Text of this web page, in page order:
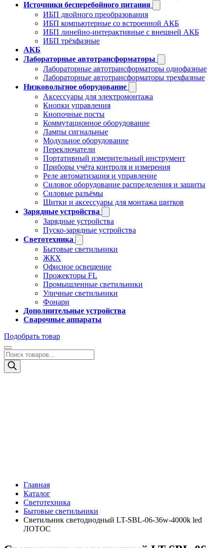
Источники бесперебойного питания
ИБП двойного преобразования
ИБП компьютерные со встроенной АКБ
ИБП линейно-интерактивные с внешней АКБ
ИБП трёхфазные
АКБ
Лабораторные автотрансформаторы
Лабораторные автотрансформаторы однофазные
Лабораторные автотрансформаторы трехфазные
Низковольтное оборудование
Аксессуары для электромонтажа
Кнопки управления
Кнопочные посты
Коммутационное оборудование
Лампы сигнальные
Модульное оборудование
Переключатели
Портативный измерительный инструмент
Приборы учёта контроля и измерения
Реле автоматизация и управление
Силовое оборудование распределения и защиты
Силовые разъёмы
Щитки и аксессуары для монтажа щитков
Зарядные устройства
Зарядные устройства
Пуско-зарядные устройства
Светотехника
Бытовые светильники
ЖКХ
Офисное освещение
Прожекторы FL
Промышленные светильники
Уличные светильники
Фонари
Дополнительные устройства
Сварочные аппараты
Подобрать товар
Поиск
товаров
Главная
Каталог
Светотехника
Бытовые светильники
Светильник светодиодный LT-SBL-06-36w-4000k led
ЛОТОС